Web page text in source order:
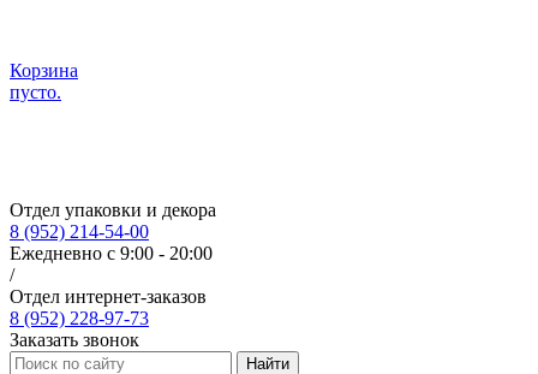
Корзина
пусто.
Отдел упаковки и декора
8 (952) 214-54-00
Ежедневно с 9:00 - 20:00
/
Отдел интернет-заказов
8 (952) 228-97-73
Заказать звонок
Найти